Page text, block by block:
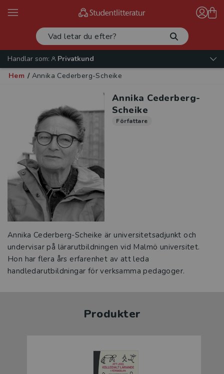
Handlar som:
Privatkund
Hem / Annika Cederberg-Scheike
Annika Cederberg-
Scheike
Författare
Annika Cederberg-Scheike är universitetsadjunkt och
undervisar på lärarutbildningen vid Malmö universitet.
Hon har flera års erfarenhet av att leda
handledarutbildningar för verksamma pedagoger.
Produkter